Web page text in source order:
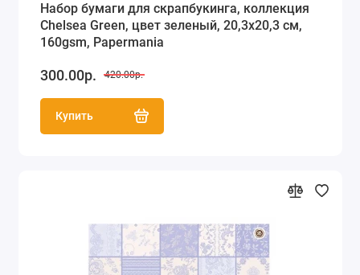
Набор бумаги для скрапбукинга, коллекция
Chelsea Green, цвет зеленый, 20,3х20,3 см,
160gsm, Papermania
300.00р. 420.00р.
Купить